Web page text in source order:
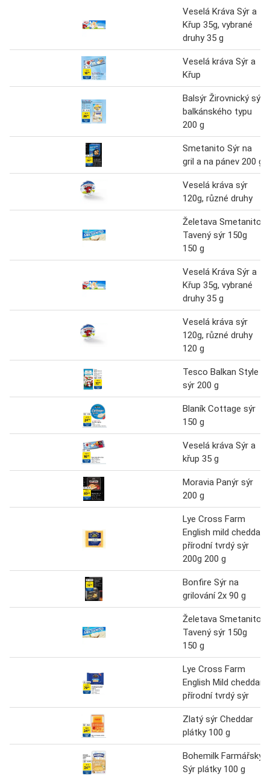
Veselá Kráva Sýr a
Křup 35g, vybrané
druhy 35 g
Veselá kráva Sýr a
Křup
Balsýr Žirovnický sýr
balkánského typu
200 g
Smetanito Sýr na
gril a na pánev 200 g
Veselá kráva sýr
120g, různé druhy
Želetava Smetanito
Tavený sýr 150g
150 g
Veselá Kráva Sýr a
Křup 35g, vybrané
druhy 35 g
Veselá kráva sýr
120g, různé druhy
120 g
Tesco Balkan Style
sýr 200 g
Blaník Cottage sýr
150 g
Veselá kráva Sýr a
křup 35 g
Moravia Panýr sýr
200 g
Lye Cross Farm
English mild cheddar
přírodní tvrdý sýr
200g 200 g
Bonfire Sýr na
grilování 2x 90 g
Želetava Smetanito
Tavený sýr 150g
150 g
Lye Cross Farm
English Mild cheddar
přírodní tvrdý sýr
Zlatý sýr Cheddar
plátky 100 g
Bohemilk Farmářský
Sýr plátky 100 g